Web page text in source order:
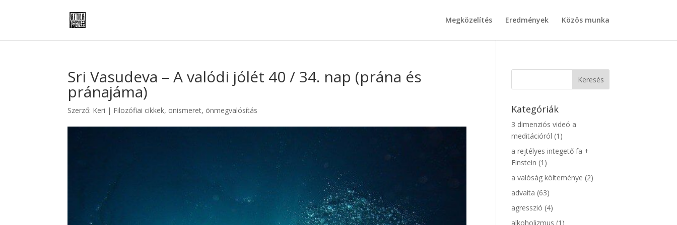
Megközelítés Eredmények Közös munka
Sri Vasudeva – A valódi jólét 40 / 34. nap (prána és
pránajáma)
Szerző: Keri | Filozófiai cikkek, önismeret, önmegvalósítás Kategóriák
3 dimenziós videó a
meditációról (1)
a rejtélyes integető fa +
Einstein (1)
a valóság költeménye (2)
advaita (63)
agresszió (4)
alkoholizmus (1)